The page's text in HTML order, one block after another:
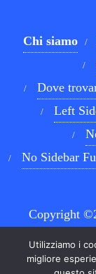
Chi siamo
Dove
Left
No Sidebar
Copyright
rights
Utilizziamo i
migliore